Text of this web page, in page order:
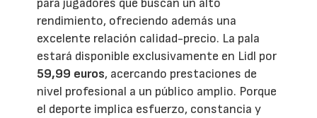
para jugadores que buscan un alto
rendimiento, ofreciendo además una
excelente relación calidad-precio. La pala
estará disponible exclusivamente en Lidl por
59,99 euros, acercando prestaciones de
nivel profesional a un público amplio. Porque
el deporte implica esfuerzo, constancia y